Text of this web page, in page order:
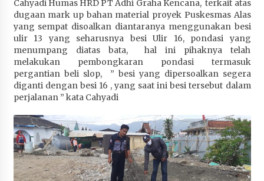
Penurunan Stunting di Sumbawa
4 minggu ago
Wabup Ansori Apresiasi Rekomendasi dan
Pandangan Fraksi – Fraksi DPRD Sumbawa
4 minggu ago
Bupati Sumbawa Lepas 487 Atlet dari Berbagai
NTB 2026
4 minggu ago
BAZNAS Kabupaten Sumbawa Salurkan Bantuan
Program 100 Mustahik Per Desa di Desa Teluk
Cahyadi Humas HRD PT Adhi Graha Kencana, terkait atas
dugaan mark up bahan material proyek Puskesmas Alas
yang sempat disoalkan diantaranya menggunakan besi
ulir 13 yang seharusnya besi Ulir 16, pondasi yang
menumpang diatas bata, hal ini pihaknya telah
melakukan pembongkaran pondasi termasuk
pergantian beli slop, ” besi yang dipersoalkan segera
diganti dengan besi 16 , yang saat ini besi tersebut dalam
perjalanan ” kata Cahyadi